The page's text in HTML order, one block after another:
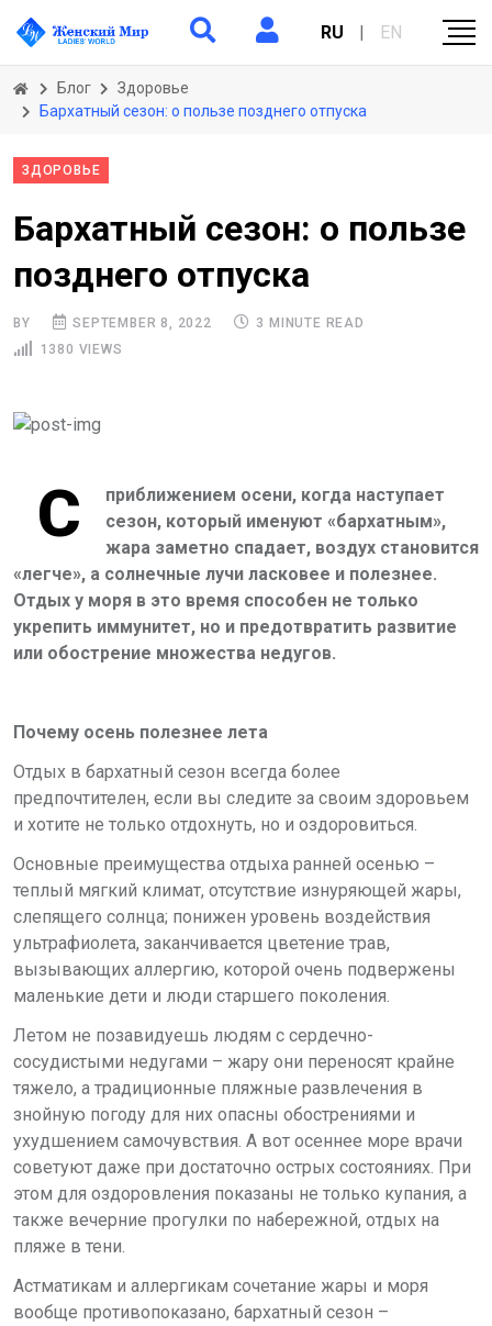
RU | EN
Блог
Здоровье
Бархатный сезон: о пользе позднего отпуска
ЗДОРОВЬЕ
Бархатный сезон: о пользе
позднего отпуска
BY SEPTEMBER 8, 2022
3 MINUTE READ
1380 VIEWS
С
приближением осени, когда наступает
сезон, который именуют «бархатным»,
жара заметно спадает, воздух становится
«легче», а солнечные лучи ласковее и полезнее.
Отдых у моря в это время способен не только
укрепить иммунитет, но и предотвратить развитие
или обострение множества недугов.
Почему осень полезнее лета
Отдых в бархатный сезон всегда более
предпочтителен, если вы следите за своим здоровьем
и хотите не только отдохнуть, но и оздоровиться.
Основные преимущества отдыха ранней осенью –
теплый мягкий климат, отсутствие изнуряющей жары,
слепящего солнца; понижен уровень воздействия
ультрафиолета, заканчивается цветение трав,
вызывающих аллергию, которой очень подвержены
маленькие дети и люди старшего поколения.
Летом не позавидуешь людям с сердечно-
сосудистыми недугами – жару они переносят крайне
тяжело, а традиционные пляжные развлечения в
знойную погоду для них опасны обострениями и
ухудшением самочувствия. А вот осеннее море врачи
советуют даже при достаточно острых состояниях. При
этом для оздоровления показаны не только купания, а
также вечерние прогулки по набережной, отдых на
пляже в тени.
Астматикам и аллергикам сочетание жары и моря
вообще противопоказано, бархатный сезон –